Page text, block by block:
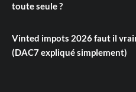
toute seule ?
Vinted impots 2026 faut il
(DAC7 expliqué simplement)